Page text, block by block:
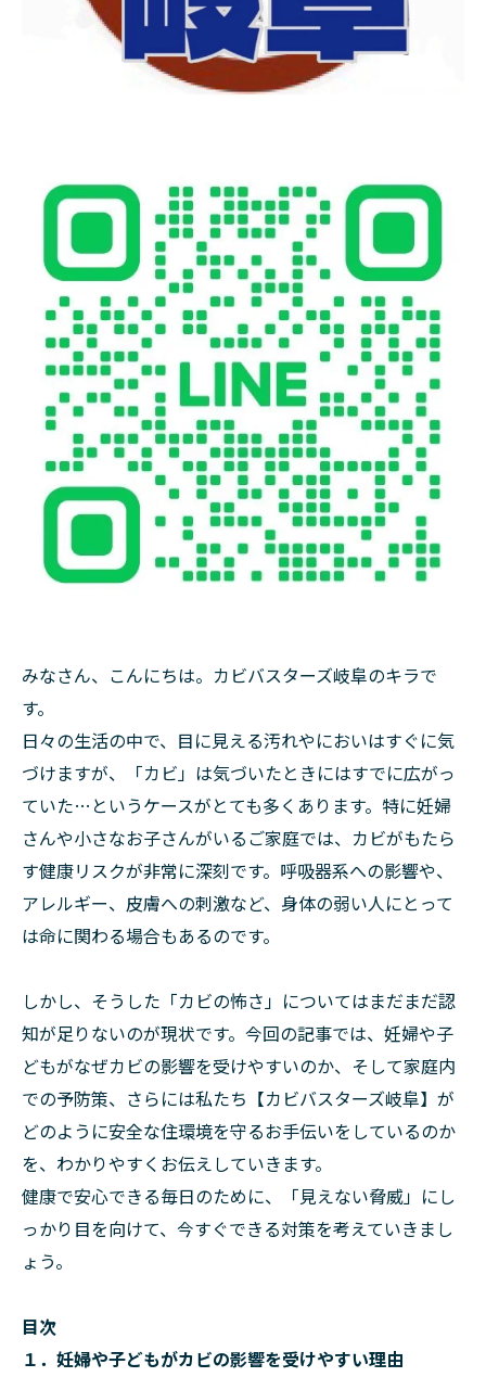
みなさん、こんにちは。カビバスターズ岐阜のキラで
す。
日々の生活の中で、目に見える汚れやにおいはすぐに気
づけますが、「カビ」は気づいたときにはすでに広がっ
ていた…というケースがとても多くあります。特に妊婦
さんや小さなお子さんがいるご家庭では、カビがもたら
す健康リスクが非常に深刻です。呼吸器系への影響や、
アレルギー、皮膚への刺激など、身体の弱い人にとって
は命に関わる場合もあるのです。
しかし、そうした「カビの怖さ」についてはまだまだ認
知が足りないのが現状です。今回の記事では、妊婦や子
どもがなぜカビの影響を受けやすいのか、そして家庭内
での予防策、さらには私たち【カビバスターズ岐阜】が
どのように安全な住環境を守るお手伝いをしているのか
を、わかりやすくお伝えしていきます。
健康で安心できる毎日のために、「見えない脅威」にし
っかり目を向けて、今すぐできる対策を考えていきまし
ょう。
目次
１．妊婦や子どもがカビの影響を受けやすい理由